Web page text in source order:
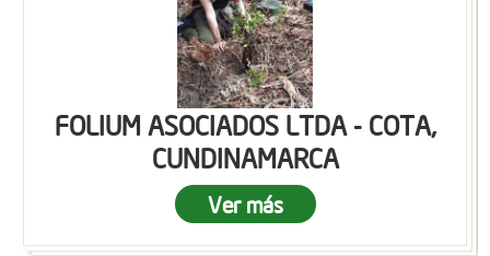
FOLIUM ASOCIADOS LTDA - COTA,
CUNDINAMARCA
Ver más